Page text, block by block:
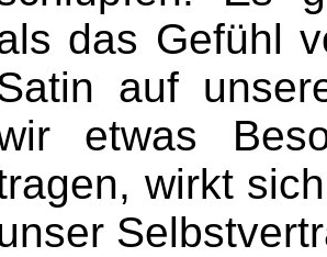
das Gefühl
auf
etwas
wirkt